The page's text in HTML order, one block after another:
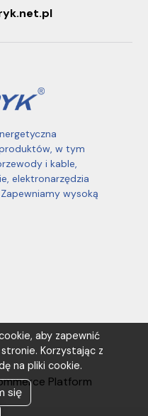
aby zapewnić
Korzystając z
na pliki cookie.
się
w tym
i kable,
elektronarzędzia
wysoką
Platform